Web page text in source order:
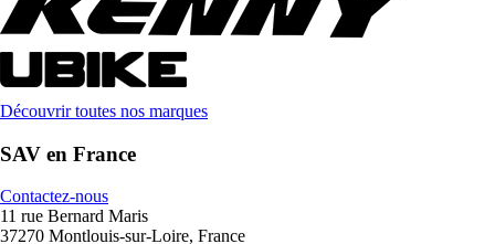
Découvrir toutes nos marques
SAV en France
Contactez-nous
11 rue Bernard Maris
37270 Montlouis-sur-Loire, France